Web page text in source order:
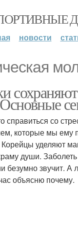
новости
сохраняют
справиться со
которые мы ему
Корейцы уделяют
души.
безумно звучит. А
объясню почему.